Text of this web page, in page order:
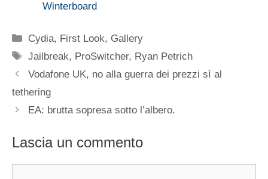
Winterboard
Categorie
Cydia, First Look, Gallery
Tag
Jailbreak, ProSwitcher, Ryan Petrich
Vodafone UK, no alla guerra dei prezzi sì al
tethering
EA: brutta sopresa sotto l’albero.
Lascia un commento